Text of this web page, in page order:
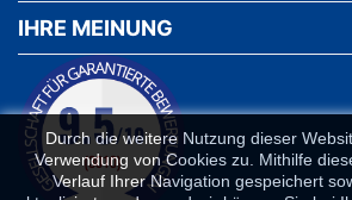
Durch die weitere Nutzung dieser
Verwendung von Cookies zu. Mithilfe
Verlauf Ihrer Navigation gespeichert
IHRE MEINUNG